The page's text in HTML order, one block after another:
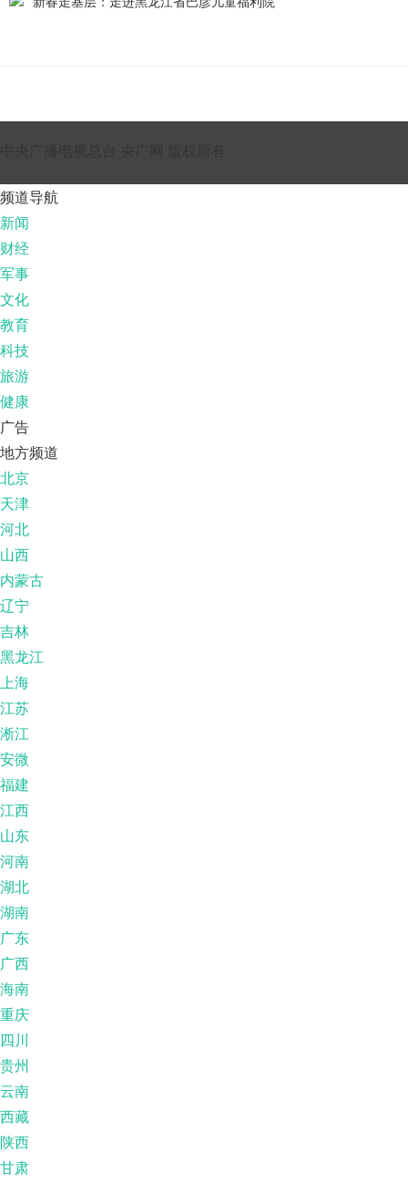
频道导航
新闻
财经
军事
文化
教育
科技
旅游
健康
广告
地方频道
北京
天津
河北
山西
内蒙古
辽宁
吉林
黑龙江
上海
江苏
淅江
安微
福建
江西
山东
河南
湖北
湖南
广东
广西
海南
重庆
四川
贵州
云南
西藏
陕西
甘肃